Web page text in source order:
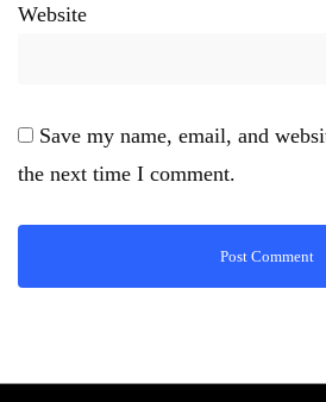
Website
Save my name, email, and
the next time I comment.